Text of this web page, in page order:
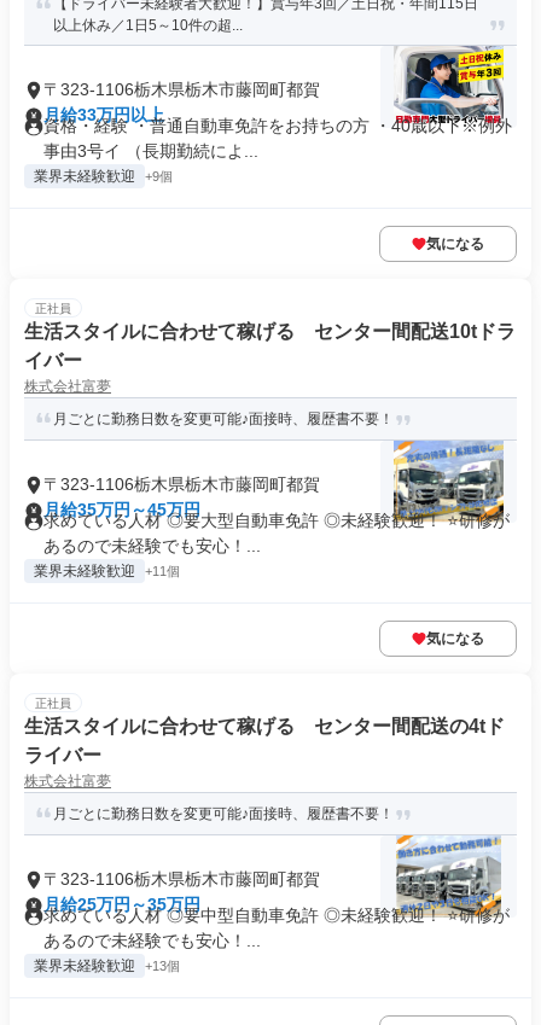
【ドライバー未経験者大歓迎！】賞与年3回／土日祝・年間115日
以上休み／1日5～10件の超...
〒323-1106栃木県栃木市藤岡町都賀
月給33万円以上
資格・経験 ・普通自動車免許をお持ちの方 ・40歳以下※例外
事由3号イ （長期勤続によ...
業界未経験歓迎 +9個
気になる
正社員
生活スタイルに合わせて稼げる センター間配送10tドラ
イバー
株式会社富夢
月ごとに勤務日数を変更可能♪面接時、履歴書不要！
〒323-1106栃木県栃木市藤岡町都賀
月給35万円～45万円
求めている人材 ◎要大型自動車免許 ◎未経験歓迎！ ⭐研修が
あるので未経験でも安心！...
業界未経験歓迎 +11個
気になる
正社員
生活スタイルに合わせて稼げる センター間配送の4tド
ライバー
株式会社富夢
月ごとに勤務日数を変更可能♪面接時、履歴書不要！
〒323-1106栃木県栃木市藤岡町都賀
月給25万円～35万円
求めている人材 ◎要中型自動車免許 ◎未経験歓迎！ ⭐研修が
あるので未経験でも安心！...
業界未経験歓迎 +13個